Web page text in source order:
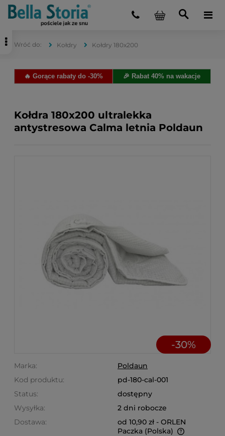
Kołdry Kołdry 180x200
🔥 Gorące rabaty do -30% 🎉 Rabat 40% na wakacje
Kołdra 180x200 ultralekka
antystresowa Calma letnia Poldaun
-30%
Marka:
Poldaun
Kod produktu:
pd-180-cal-001
Status:
dostępny
Wysyłka:
2 dni robocze
Dostawa:
od 10,90 zł - ORLEN
Paczka (Polska)